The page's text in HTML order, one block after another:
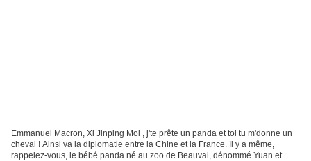
Emmanuel Macron, Xi Jinping Moi , j'te prête un panda et toi tu m'donne un
cheval ! Ainsi va la diplomatie entre la Chine et la France. Il y a même,
rappelez-vous, le bébé panda né au zoo de Beauval, dénommé Yuan et